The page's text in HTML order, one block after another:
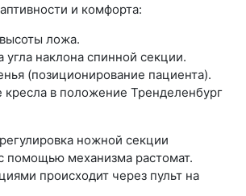
и комфорта:
ложа.
угла наклона спинной секции.
(позиционирование пациента).
кресла в положение Тренделенбург
ножной секции
помощью механизма растомат.
происходит через пульт на